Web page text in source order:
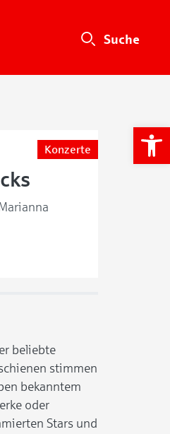
Konzerte
beliebte
stimmen
bekanntem
oder
Stars und